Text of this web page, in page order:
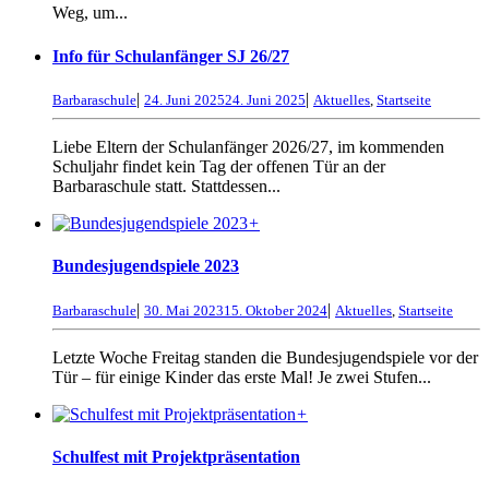
Weg, um...
Info für Schulanfänger SJ 26/27
Barbaraschule| 24. Juni 202524. Juni 2025| Aktuelles, Startseite
Liebe Eltern der Schulanfänger 2026/27, im kommenden
Schuljahr findet kein Tag der offenen Tür an der
Barbaraschule statt. Stattdessen...
+
Bundesjugendspiele 2023
Barbaraschule| 30. Mai 202315. Oktober 2024| Aktuelles Startseite
Letzte Woche Freitag standen die Bundesjugendspiele vor der
Tür – für einige Kinder das erste Mal! Je zwei Stufen...
+
Schulfest mit Projektpräsentation